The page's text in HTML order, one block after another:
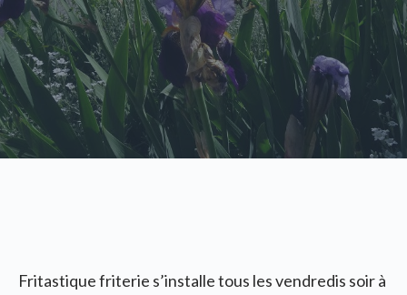
Fritastique friterie s’installe tous les vendredis soir à